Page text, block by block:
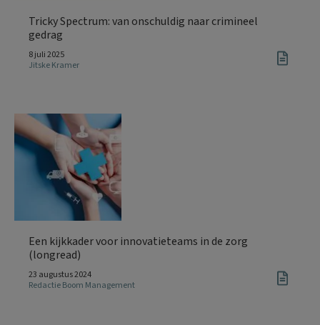
Tricky Spectrum: van onschuldig naar crimineel
gedrag
8 juli 2025
Jitske Kramer
Een kijkkader voor innovatieteams in de zorg
(longread)
23 augustus 2024
Redactie Boom Management